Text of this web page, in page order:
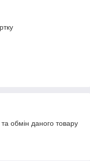
обмін даного товару